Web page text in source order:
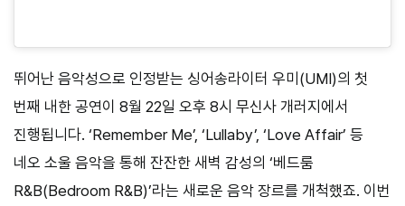
뛰어난 음악성으로 인정받는 싱어송라이터 우미(UMI)의 첫
번째 내한 공연이 8월 22일 오후 8시 무신사 개러지에서
진행됩니다. ‘Remember Me’, ‘Lullaby’, ‘Love Affair’ 등
네오 소울 음악을 통해 잔잔한 새벽 감성의 ‘베드룸
R&B(Bedroom R&B)’라는 새로운 음악 장르를 개척했죠. 이번